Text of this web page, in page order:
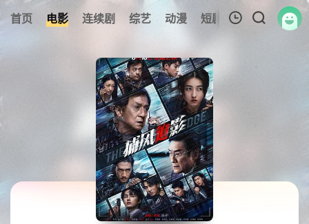
首页 电影 连续剧 综艺 动漫 短剧大全 纪录片
暂无观看影片的记录